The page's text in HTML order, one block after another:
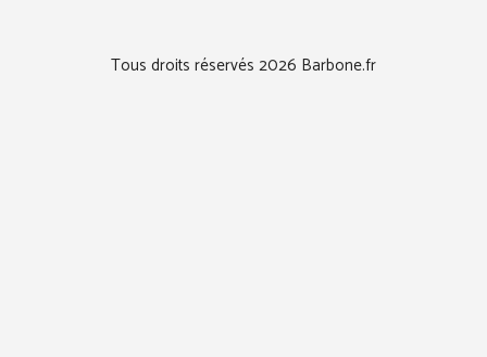
Tous droits réservés 2026 Barbone.fr